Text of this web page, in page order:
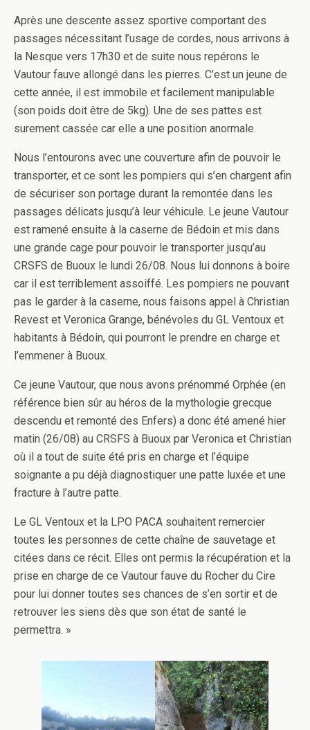
Après une descente assez sportive comportant des
passages nécessitant l’usage de cordes, nous arrivons à
la Nesque vers 17h30 et de suite nous repérons le
Vautour fauve allongé dans les pierres. C’est un jeune de
cette année, il est immobile et facilement manipulable
(son poids doit être de 5kg). Une de ses pattes est
surement cassée car elle a une position anormale.
Nous l’entourons avec une couverture afin de pouvoir le
transporter, et ce sont les pompiers qui s’en chargent afin
de sécuriser son portage durant la remontée dans les
passages délicats jusqu’à leur véhicule. Le jeune Vautour
est ramené ensuite à la caserne de Bédoin et mis dans
une grande cage pour pouvoir le transporter jusqu’au
CRSFS de Buoux le lundi 26/08. Nous lui donnons à boire
car il est terriblement assoiffé. Les pompiers ne pouvant
pas le garder à la caserne, nous faisons appel à Christian
Revest et Veronica Grange, bénévoles du GL Ventoux et
habitants à Bédoin, qui pourront le prendre en charge et
l’emmener à Buoux.
Ce jeune Vautour, que nous avons prénommé Orphée (en
référence bien sûr au héros de la mythologie grecque
descendu et remonté des Enfers) a donc été amené hier
matin (26/08) au CRSFS à Buoux par Veronica et Christian
où il a tout de suite été pris en charge et l’équipe
soignante a pu déjà diagnostiquer une patte luxée et une
fracture à l’autre patte.
Le GL Ventoux et la LPO PACA souhaitent remercier
toutes les personnes de cette chaîne de sauvetage et
citées dans ce récit. Elles ont permis la récupération et la
prise en charge de ce Vautour fauve du Rocher du Cire
pour lui donner toutes ses chances de s’en sortir et de
retrouver les siens dès que son état de santé le
permettra. »